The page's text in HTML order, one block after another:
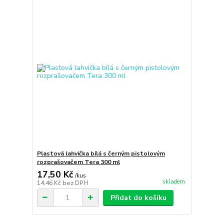
Plastová lahvička bílá s černým pistolovým
rozprašovačem Tera 300 ml
17,50 Kč /kus
14,46 Kč bez DPH skladem
Přidat do košíku